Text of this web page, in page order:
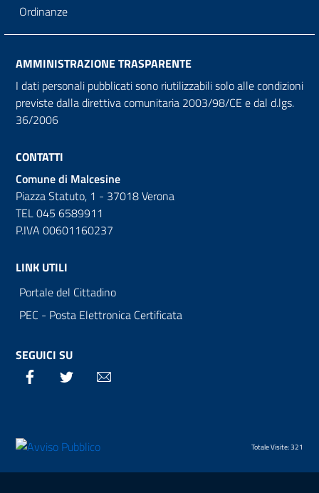
Ordinanze
AMMINISTRAZIONE TRASPARENTE
I dati personali pubblicati sono riutilizzabili solo alle condizioni
previste dalla direttiva comunitaria 2003/98/CE e dal d.lgs.
36/2006
CONTATTI
Comune di Malcesine
Piazza Statuto, 1 - 37018 Verona
TEL 045 6589911
P.IVA 00601160237
LINK UTILI
Portale del Cittadino
PEC - Posta Elettronica Certificata
SEGUICI SU
Facebook Twitter
Totale Visite: 321
Sezione Link Utili